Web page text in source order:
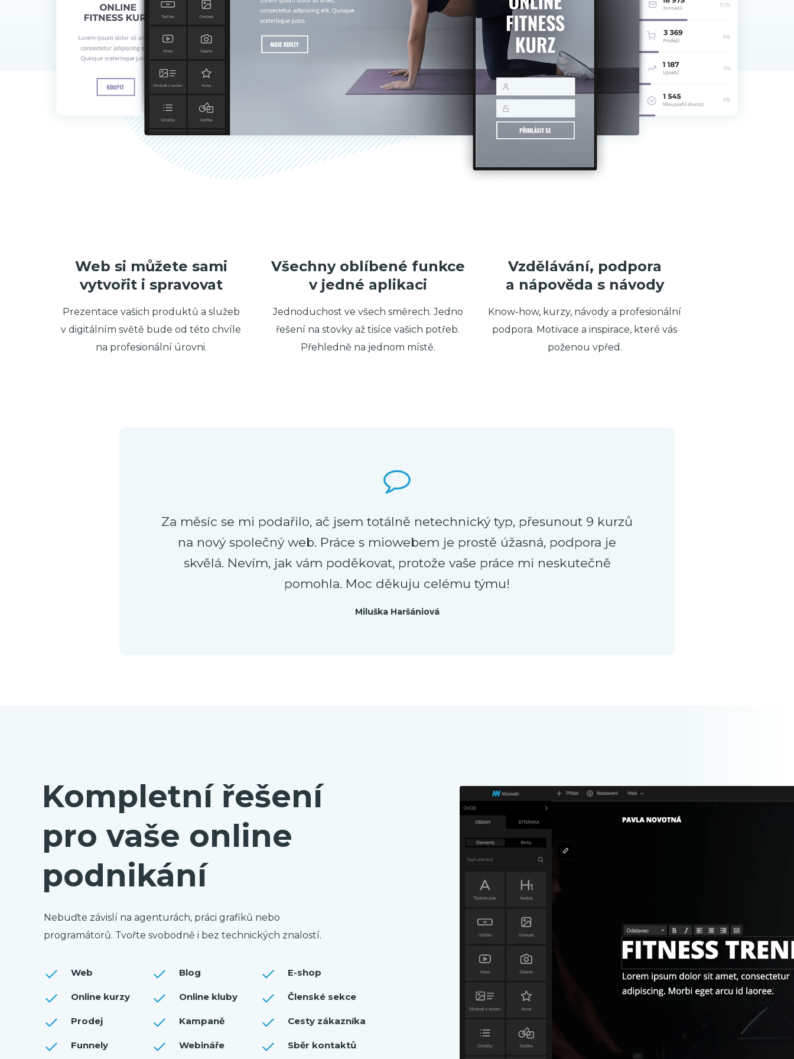
Web si můžete sami
vytvořit i spravovat
Prezentace vašich produktů a služeb
v digitálním světě bude od této chvíle
na profesionální úrovni.
Všechny oblíbené funkce
v jedné aplikaci
Jednoduchost ve všech směrech. Jedno
řešení na stovky až tisíce vašich potřeb.
Přehledně na jednom místě.
Vzdělávání, podpora
a nápověda s návody
Know-how, kurzy, návody a profesionální
podpora. Motivace a inspirace, které vás
poženou vpřed.
Za měsíc se mi podařilo, ač jsem totálně netechnický typ, přesunout 9 kurzů
na nový společný web. Práce s miowebem je prostě úžasná, podpora je
skvělá. Nevím, jak vám poděkovat, protože vaše práce mi neskutečně
pomohla. Moc děkuju celému týmu!
Miluška Haršániová
Kompletní řešení
pro vaše online
podnikání
Nebuďte závislí na agenturách, práci grafiků nebo
programátorů. Tvořte svobodně i bez technických znalostí.
Web Blog E-shop
Online kurzy Online kluby Členské sekce
Prodej Kampaně Cesty zákazníka
Funnely Webináře Sběr kontaktů